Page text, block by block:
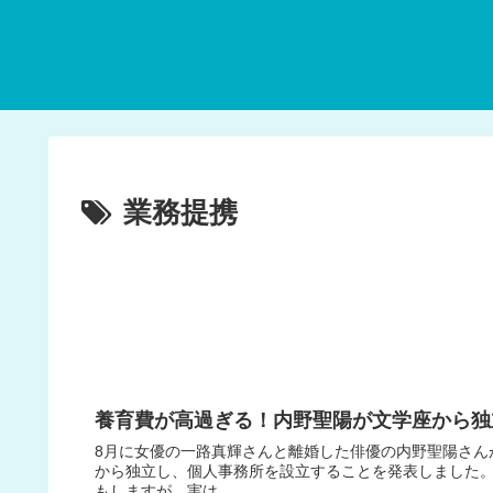
業務提携
養育費が高過ぎる！内野聖陽が文学座から
8月に女優の一路真輝さんと離婚した俳優の内野聖陽さ
から独立し、個人事務所を設立することを発表しました